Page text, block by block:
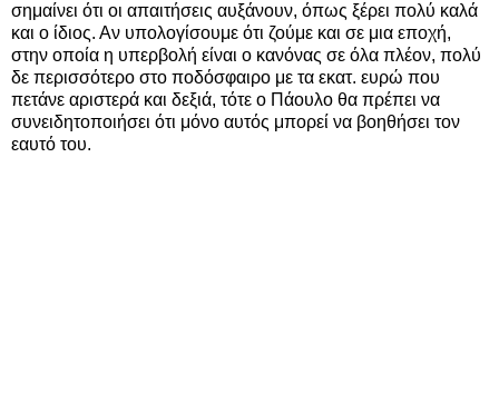
σημαίνει ότι οι απαιτήσεις αυξάνουν, όπως ξέρει πολύ καλά
και ο ίδιος. Αν υπολογίσουμε ότι ζούμε και σε μια εποχή,
στην οποία η υπερβολή είναι ο κανόνας σε όλα πλέον, πολύ
δε περισσότερο στο ποδόσφαιρο με τα εκατ. ευρώ που
πετάνε αριστερά και δεξιά, τότε ο Πάουλο θα πρέπει να
συνειδητοποιήσει ότι μόνο αυτός μπορεί να βοηθήσει τον
εαυτό του.